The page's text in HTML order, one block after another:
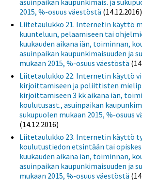
2015, %-osuus väestöstä (14.12.2016)
Liitetaulukko 21. Internetin käyttö
kuunteluun, pelaamiseen tai
kuukauden aikana iän, toiminnan,
asuinpaikan kaupunkimaisuuden ja
mukaan 2015, %-osuus väestöstä
Liitetaulukko 22. Internetin käyttö
kirjoittamiseen ja poliittisten
kirjoittamiseen 3 kk aikana iän,
koulutusast., asuinpaikan
sukupuolen mukaan 2015, %-osuus
(14.12.2016)
Liitetaulukko 23. Internetin käyttö
koulutustiedon etsintään tai
kuukauden aikana iän, toiminnan,
asuinpaikan kaupunkimaisuuden ja
mukaan 2015, %-osuus väestöstä